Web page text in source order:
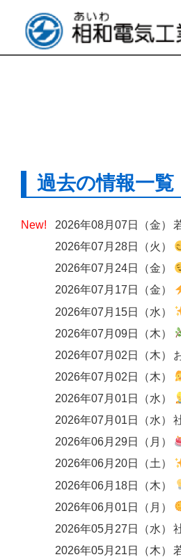
過去の情報一覧
2026年08月07日（金）
2026年07月28日（火）
2026年07月24日（金）
2026年07月17日（金）
2026年07月15日（水）
2026年07月09日（木）
2026年07月02日（木）
2026年07月02日（木）
2026年07月01日（水）
2026年07月01日（水）
2026年06月29日（月）
2026年06月20日（土）
2026年06月18日（木）
2026年06月01日（月）
2026年05月27日（水）
2026年05月21日（木）